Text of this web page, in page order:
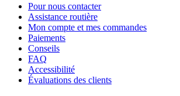
Pour nous contacter
Assistance routière
Mon compte et mes commandes
Paiements
Conseils
FAQ
Accessibilité
Évaluations des clients